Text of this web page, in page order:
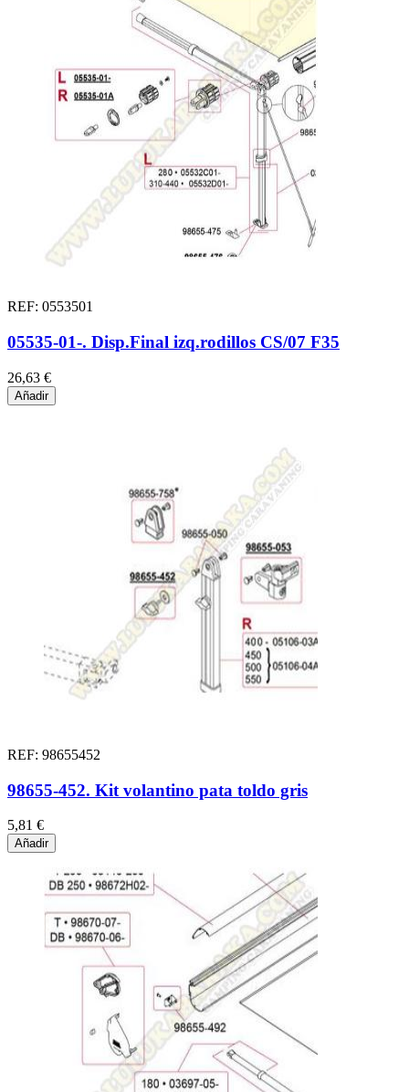
REF: 0553501
05535-01-. Disp.Final izq.rodillos CS/07 F35
26,63 €
Añadir
REF: 98655452
98655-452. Kit volantino pata toldo gris
5,81 €
Añadir